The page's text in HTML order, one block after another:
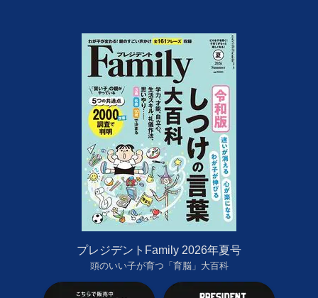
プレジデントFamily 2026年夏号
頭のいい子が育つ「育脳」大百科